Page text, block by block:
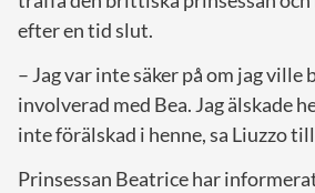
efter en tid slut.
– Jag var inte säker på om jag ville
involverad med Bea. Jag älskade
inte förälskad i henne, sa Liuzzo
Prinsessan Beatrice har